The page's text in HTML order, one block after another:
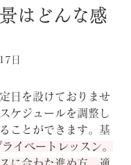
はどんな感
日
日を設けておりませ
ケジュールを調整し
ことができます。基
イベートレッスン。